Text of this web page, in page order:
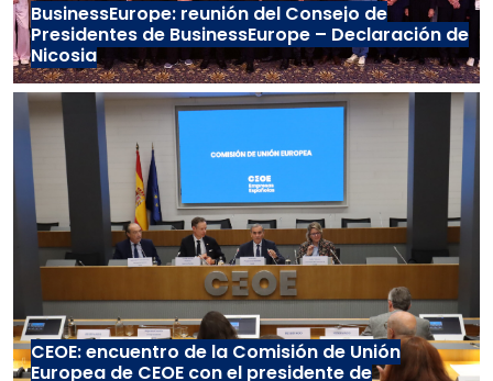
BusinessEurope: reunión del Consejo de
Presidentes de BusinessEurope – Declaración de
Nicosia
CEOE: encuentro de la Comisión de Unión
Europea de CEOE con el presidente de